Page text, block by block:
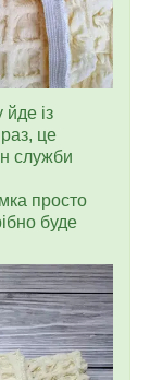
йде із
це
служби
просто
буде